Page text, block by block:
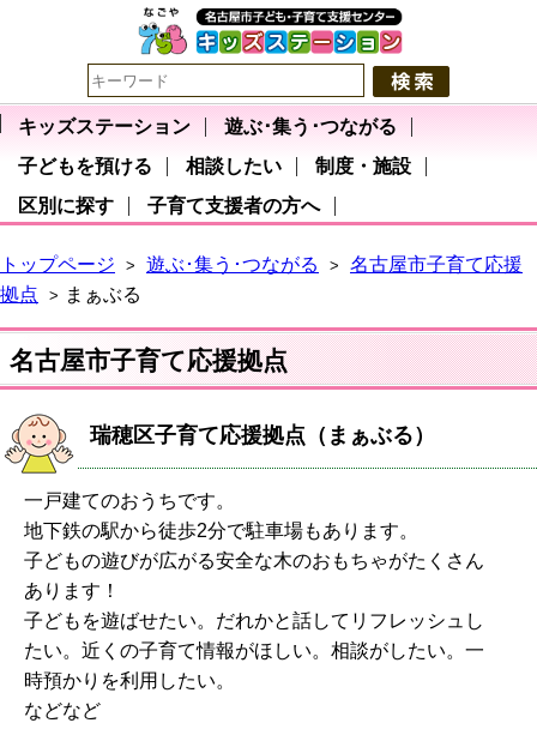
キッズステーション
遊ぶ･集う･つながる
子どもを預ける
相談したい
制度・施設
区別に探す
子育て支援者の方へ
トップページ > 遊ぶ･集う･つながる >
名古屋市子育て応援
拠点
> まぁぶる
名古屋市子育て応援拠点
瑞穂区子育て応援拠点（まぁぶる）
一戸建てのおうちです。
地下鉄の駅から徒歩2分で駐車場もあります。
子どもの遊びが広がる安全な木のおもちゃがたくさん
あります！
子どもを遊ばせたい。だれかと話してリフレッシュし
たい。近くの子育て情報がほしい。相談がしたい。一
時預かりを利用したい。
などなど